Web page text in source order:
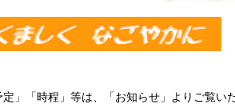
」「時程」等は、「お知らせ」よりご覧い